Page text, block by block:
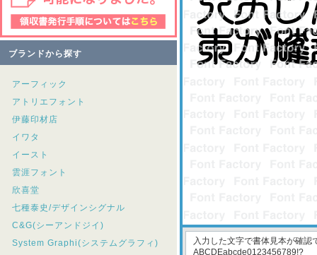
ブランドから探す
アーフィック
アトリエフォント
伊藤印材店
イワタ
イースト
雲涯フォント
欣喜堂
七種泰史/デザインシグナル
C&G(シーアンドジイ)
System Graphi(システムグラフィ)